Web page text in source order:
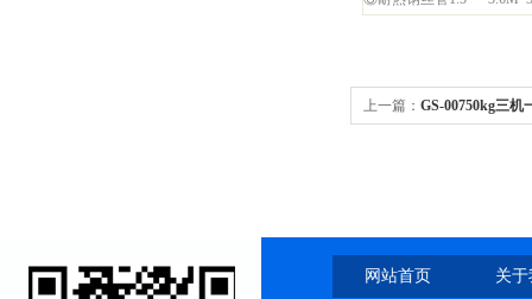
上一篇： GS-00750kg三机
网站首页 关